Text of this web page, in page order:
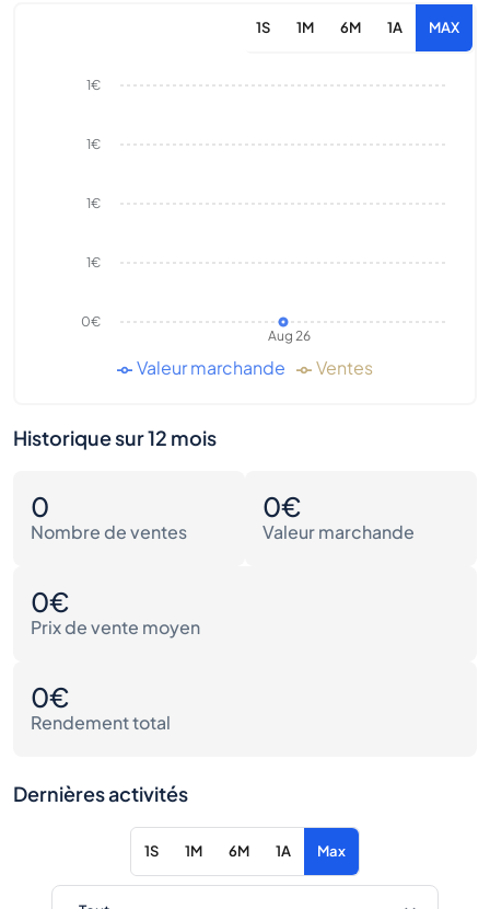
1S 1M 6M 1A MAX
Aug 26
0€
1€
1€
1€
1€
Valeur marchande Ventes
Historique sur 12 mois
0
Nombre de ventes
0€
Valeur marchande
0€
Prix de vente moyen
0€
Rendement total
Dernières activités
1S 1M 6M 1A Max